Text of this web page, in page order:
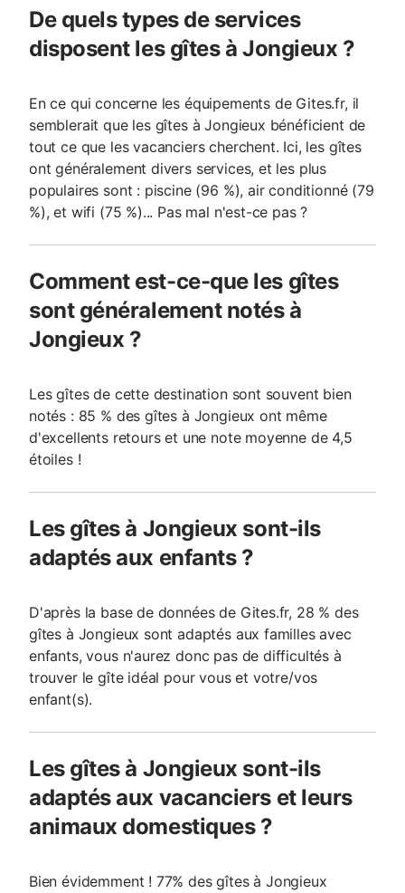
De quels types de services
disposent les gîtes à Jongieux ?
En ce qui concerne les équipements de Gites.fr, il
semblerait que les gîtes à Jongieux bénéficient de
tout ce que les vacanciers cherchent. Ici, les gîtes
ont généralement divers services, et les plus
populaires sont : piscine (96 %), air conditionné (79
%), et wifi (75 %)... Pas mal n'est-ce pas ?
Comment est-ce-que les gîtes
sont généralement notés à
Jongieux ?
Les gîtes de cette destination sont souvent bien
notés : 85 % des gîtes à Jongieux ont même
d'excellents retours et une note moyenne de 4,5
étoiles !
Les gîtes à Jongieux sont-ils
adaptés aux enfants ?
D'après la base de données de Gites.fr, 28 % des
gîtes à Jongieux sont adaptés aux familles avec
enfants, vous n'aurez donc pas de difficultés à
trouver le gîte idéal pour vous et votre/vos
enfant(s).
Les gîtes à Jongieux sont-ils
adaptés aux vacanciers et leurs
animaux domestiques ?
Bien évidemment ! 77% des gîtes à Jongieux